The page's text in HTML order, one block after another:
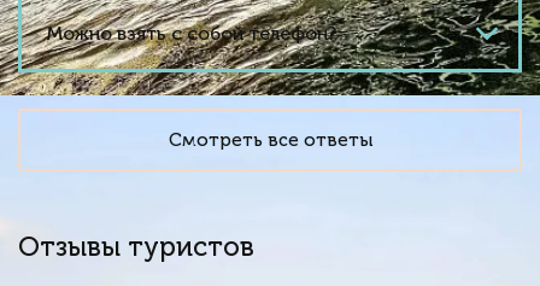
Можно взять с собой телефон?
Смотреть все ответы
Отзывы туристов